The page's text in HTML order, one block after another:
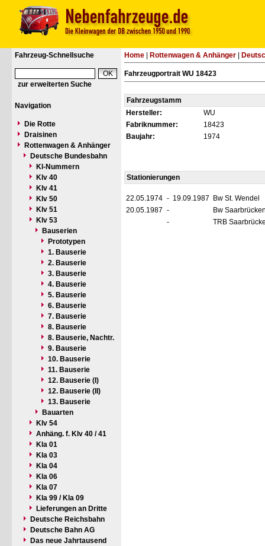
Fahrzeug-Schnellsuche
zur erweiterten Suche
Navigation
Die Rotte
Draisinen
Rottenwagen & Anhänger
Deutsche Bundesbahn
Kl-Nummern
Klv 40
Klv 41
Klv 50
Klv 51
Klv 53
Bauserien
Prototypen
1. Bauserie
2. Bauserie
3. Bauserie
4. Bauserie
5. Bauserie
6. Bauserie
7. Bauserie
8. Bauserie
8. Bauserie, Nachtr.
9. Bauserie
10. Bauserie
11. Bauserie
12. Bauserie (I)
12. Bauserie (II)
13. Bauserie
Bauarten
Klv 54
Anhäng. f. Klv 40 / 41
Kla 01
Kla 03
Kla 04
Kla 06
Kla 07
Kla 99 / Kla 09
Lieferungen an Dritte
Deutsche Reichsbahn
Deutsche Bahn AG
Das neue Jahrtausend
Home Rottenwagen & Anhänger
Fahrzeugportrait WU 18423
Fahrzeugstamm
Hersteller:
WU
Fabriknummer:
18423
Baujahr:
1974
Stationierungen
22.05.1974 - 19.09.1987
Bw St. Wendel
20.05.1987 -
Bw
-
TRB